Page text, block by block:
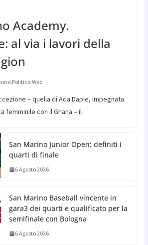
Academy.
al via i lavori della
Politica Web
– quella di Ada Daple, impegnata
femminile con il Ghana – il
San Marino Junior Open: definiti i
quarti di finale
6 Agosto 2026
San Marino Baseball vincente in
gara3 dei quarti e qualificato per la
semifinale con Bologna
6 Agosto 2026